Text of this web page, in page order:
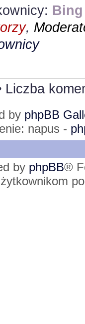
,
Liczba
by phpBB
napus -
by phpBB®